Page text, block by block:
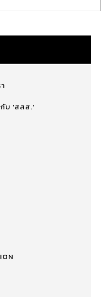
บ 'สสส.'